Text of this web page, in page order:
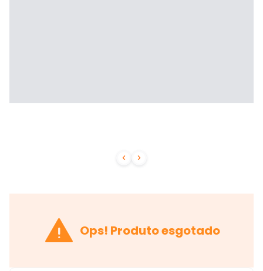
 
 Ops! Produto esgotado